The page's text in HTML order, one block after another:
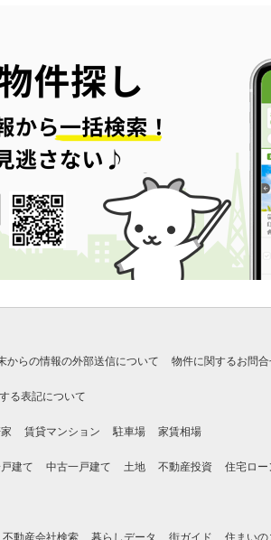
からの情報の外部送信について 物件に関するお問
る表記について
賃貸マンション 駐車場 家賃相場
建て 中古一戸建て 土地 不動産投資 住宅ロー
不動産会社検索 暮らしデータ 街ガイド 住まいの